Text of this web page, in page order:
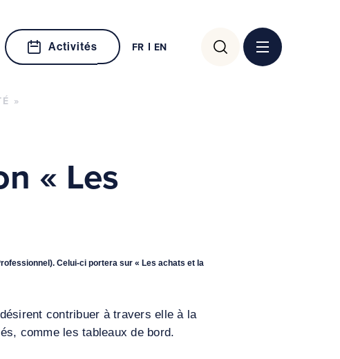
Activités FR EN
Rechercher :
»
« Les
Celui-ci portera sur « Les achats et la
contribuer à travers elle à la
comme les tableaux de bord.